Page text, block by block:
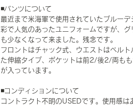
◾️パンツについて
最近まで米海軍で使用されていたブルー
彩で人気のあったユニフォームですが、
も少なくなって来ました。残念です。
フロントはチャック式、ウエストはベル
た伸縮タイプ、ポケットは前2/後2/両も
が入っています。
◾️コンディションについて
コントラクト不明のUSEDです。使用感